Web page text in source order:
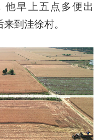
他早上五点多便出
到洼徐村。